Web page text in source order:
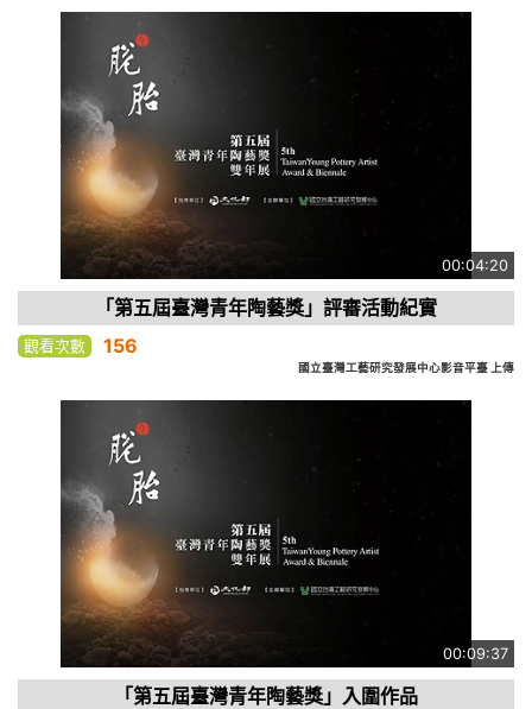
00:04:20
「第五屆臺灣青年陶藝獎」評審活動紀實
觀看次數 156
國立臺灣工藝研究發展中心影音平臺 上傳
00:09:37
「第五屆臺灣青年陶藝獎」入圍作品